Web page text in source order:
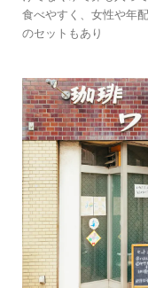
食べやすく、女性や年
のセットもあり